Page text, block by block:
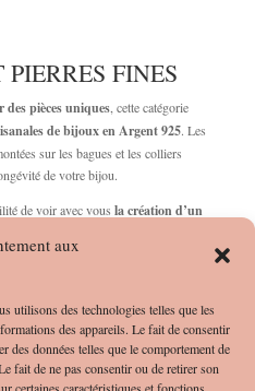
aux
utilisons des technologies telles que les
des appareils. Le fait de consentir
des données telles que le comportement de
fait de ne pas consentir ou de retirer son
FINES
des pièces uniques, cette catégorie
de bijoux en Argent 925. Les
sur les bagues et les colliers
de votre bijou.
de voir avec vous la création d’un
ensemble la bague souhaitée.
poinçons: l’un correspond à mon
pour les bagues, vous pouvez faire
Sinon, vous pouvez mesurer le